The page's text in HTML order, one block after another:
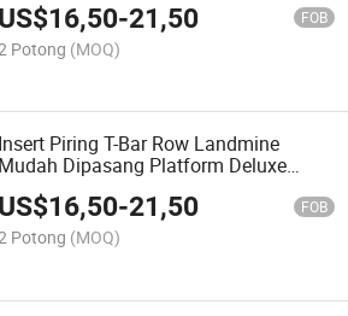
Ruang Kecil
US$16,50-21,50 FOB
Potong (MOQ)
Insert Piring T-Bar Row Landmine
Mudah Dipasang Platform Deluxe
untuk Pelatihan Kekuatan Otot dan
Daya Tahan
US$16,50-21,50 FOB
Potong (MOQ)